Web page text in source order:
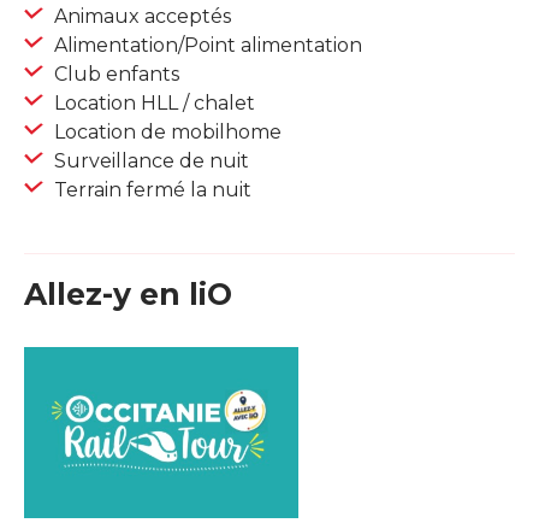
Animaux acceptés
Alimentation/Point alimentation
Club enfants
Location HLL / chalet
Location de mobilhome
Surveillance de nuit
Terrain fermé la nuit
Allez-y en liO